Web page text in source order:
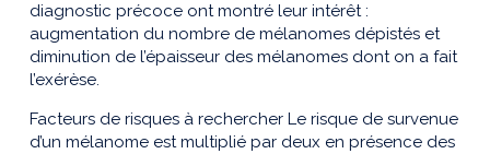
diagnostic précoce ont montré leur intérêt :
augmentation du nombre de mélanomes dépistés et
diminution de l’épaisseur des mélanomes dont on a fait
l’exérèse.
Facteurs de risques à rechercher Le risque de survenue
d’un mélanome est multiplié par deux en présence des